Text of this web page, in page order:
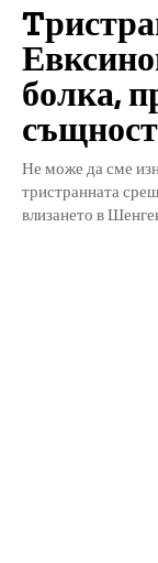
болка,
Не може да сме
тристранната
влизането в